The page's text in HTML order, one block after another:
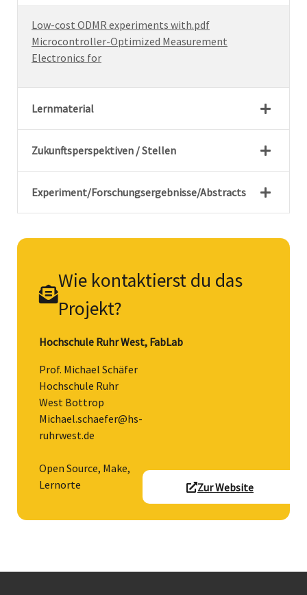
Low-cost ODMR experiments with.pdf
Microcontroller-Optimized Measurement
Electronics for
Lernmaterial
Zukunftsperspektiven / Stellen
Experiment/Forschungsergebnisse/Abstracts
Wie kontaktierst du das
Projekt?
Hochschule Ruhr West, FabLab
Prof. Michael Schäfer
Hochschule Ruhr
West Bottrop
Michael.schaefer@hs-
ruhrwest.de
Open Source, Make,
Lernorte
Zur Website